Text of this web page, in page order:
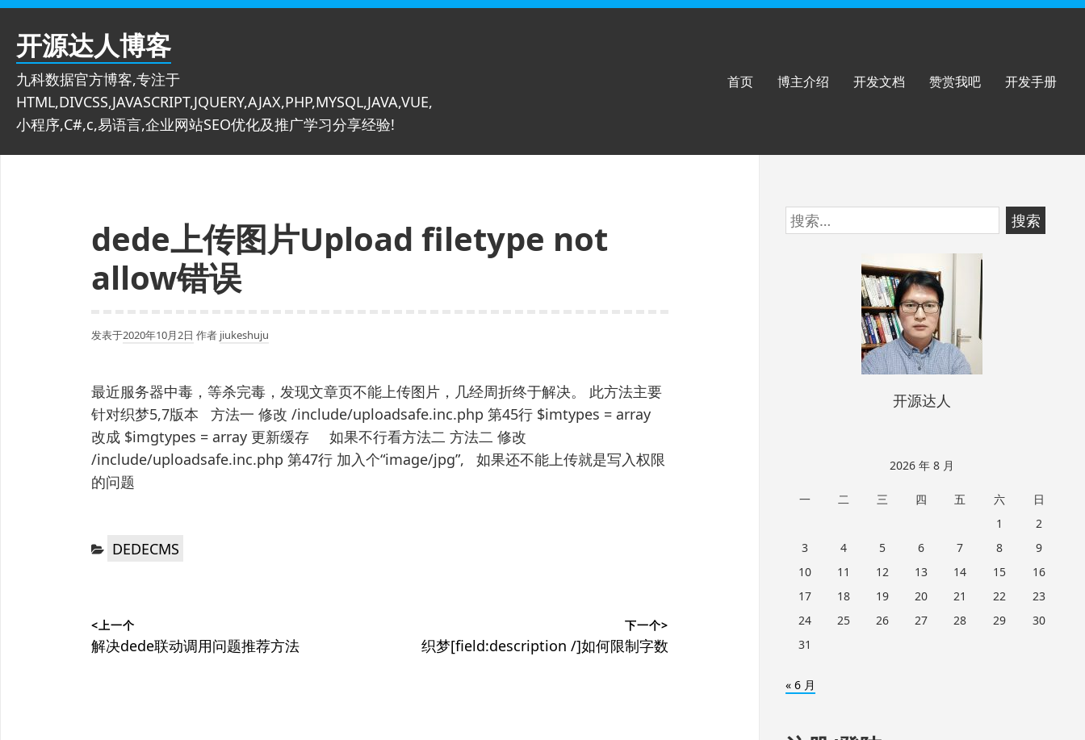
跳
开源达人博客
九科数据官方博客,专注于
HTML,DIVCSS,JAVASCRIPT,JQUERY,AJAX,PHP,MYSQL,JAVA,VUE,
小程序,C#,c,易语言,企业网站SEO优化及推广学习分享经验!
首页 博主介绍 开发文档 赞赏我吧 开发手册
dede上传图片Upload filetype not
allow错误
发表于2020年10月2日 作者 jiukeshuju
最近服务器中毒，等杀完毒，发现文章页不能上传图片，几经周折终于解决。 此方法主要
针对织梦5,7版本 方法一 修改 /include/uploadsafe.inc.php 第45行 $imtypes = array
改成 $imgtypes = array 更新缓存 如果不行看方法二 方法二 修改
/include/uploadsafe.inc.php 第47行 加入个“image/jpg”, 如果还不能上传就是写入权限
的问题
分 DEDECMS
章
<上一个
上
解决dede联动调用问题推荐方法
下一个>
下
织梦[field:description /]如何限制字数
跳
至
搜
索：
开源达人
2026 年 8 月
一 二 三 四 五 六
日
1
2
3
4 5 6 7 8
9
10
11 12 13 14 15
16
17
18 19 20 21 22
23
24
25 26 27 28 29
30
31
« 6 月